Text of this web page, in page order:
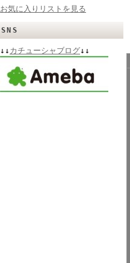
お気に入りリストを見る
SNS
↓↓ カチューシャブログ↓↓